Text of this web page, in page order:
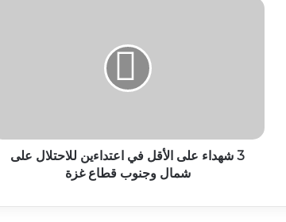
3 شهداء على الأقل في اعتداءين للاحتلال على
شمال وجنوب قطاع غزة